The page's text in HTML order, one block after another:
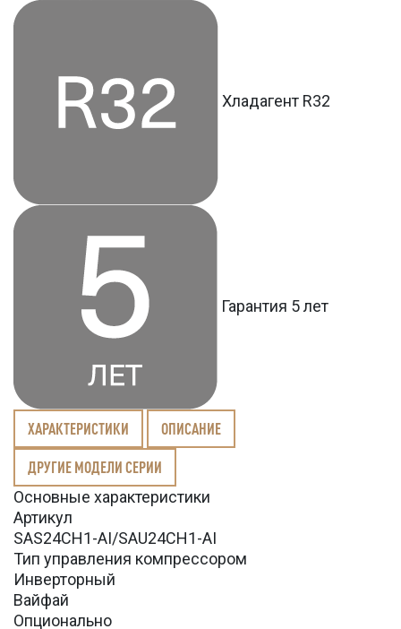
Хладагент R32
Гарантия 5 лет
ХАРАКТЕРИСТИКИ ОПИСАНИЕ
ДРУГИЕ МОДЕЛИ СЕРИИ
Основные характеристики
Артикул
SAS24CH1-AI/SAU24CH1-AI
Тип управления компрессором
Инверторный
Вайфай
Опционально